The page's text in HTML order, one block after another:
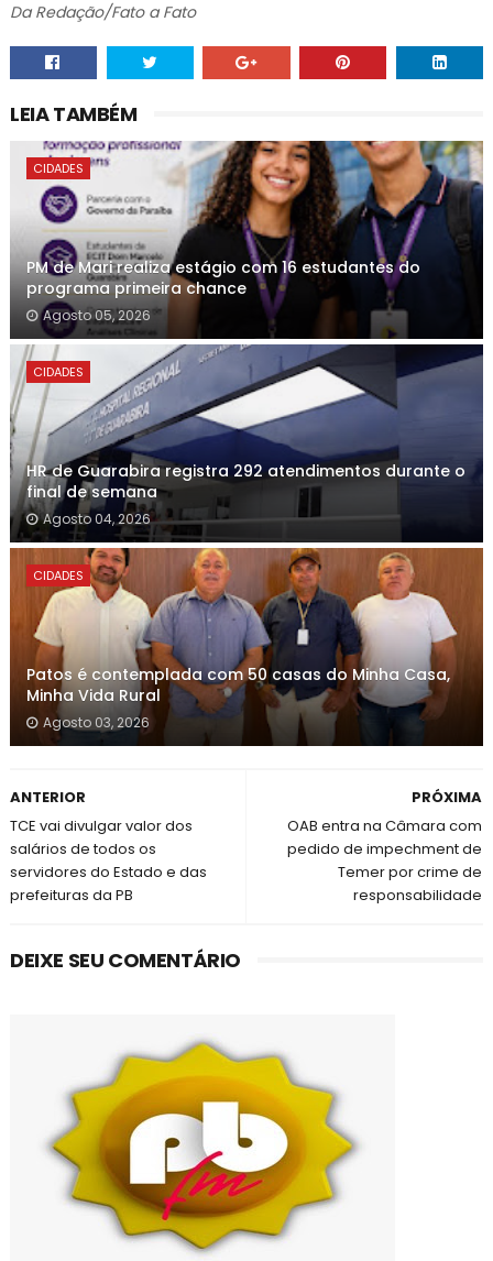
Da Redação/Fato a Fato
LEIA TAMBÉM
CIDADES
PM de Mari realiza estágio com 16 estudantes do
programa primeira chance
Agosto 05, 2026
CIDADES
HR de Guarabira registra 292 atendimentos durante o
final de semana
Agosto 04, 2026
CIDADES
Patos é contemplada com 50 casas do Minha Casa,
Minha Vida Rural
Agosto 03, 2026
PRÓXIMA
OAB entra na Câmara com
pedido de impechment de
Temer por crime de
responsabilidade
ANTERIOR
TCE vai divulgar valor dos
salários de todos os
servidores do Estado e das
prefeituras da PB
DEIXE SEU COMENTÁRIO